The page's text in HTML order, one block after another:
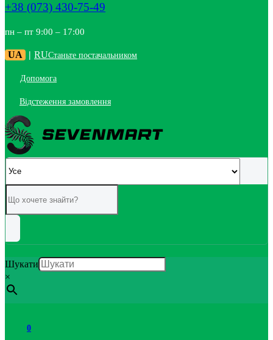
+38 (073) 430-75-49
пн – пт 9:00 – 17:00
UA | RUСтаньте постачальником
Допомога
Відстеження замовлення
Шукати
×
0